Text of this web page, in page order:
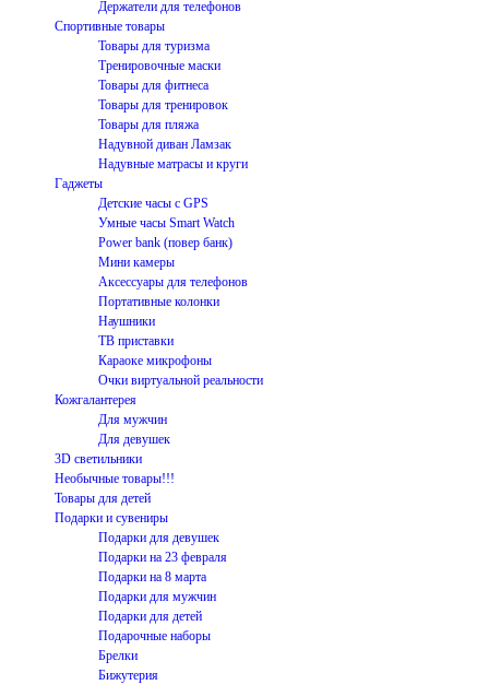
Держатели для телефонов
Спортивные товары
Товары для туризма
Тренировочные маски
Товары для фитнеса
Товары для тренировок
Товары для пляжа
Надувной диван Ламзак
Надувные матрасы и круги
Гаджеты
Детские часы с GPS
Умные часы Smart Watch
Power bank (повер банк)
Мини камеры
Аксессуары для телефонов
Портативные колонки
Наушники
ТВ приставки
Караоке микрофоны
Очки виртуальной реальности
Кожгалантерея
Для мужчин
Для девушек
3D светильники
Необычные товары!!!
Товары для детей
Подарки и сувениры
Подарки для девушек
Подарки на 23 февраля
Подарки на 8 марта
Подарки для мужчин
Подарки для детей
Подарочные наборы
Брелки
Бижутерия